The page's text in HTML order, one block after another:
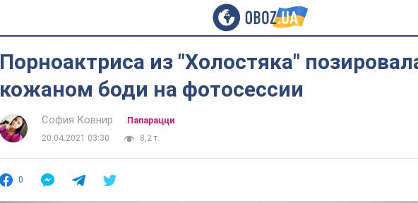
Порноактриса из "Холостяка"
кожаном боди на фотосессии
София Ковнир
Папарацци
20.04.2021 03:30
8,2 т.
0